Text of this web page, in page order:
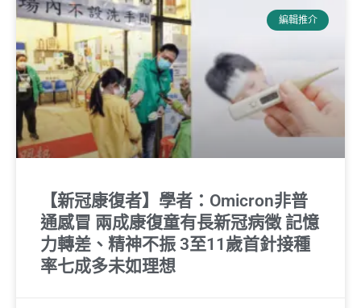
編輯推介
【新冠康復者】學者：Omicron非普
通感冒 兩成康復童有長新冠病徵 記憶
力轉差、精神不振 3至11歲首針接種
率七成多未如理想